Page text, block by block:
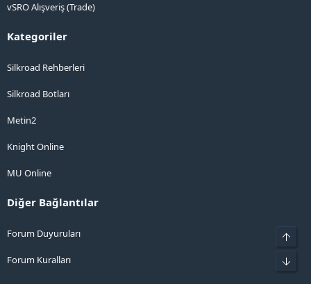
vSRO Alışveriş (Trade)
Kategoriler
Silkroad Rehberleri
Silkroad Botları
Metin2
Knight Online
MU Online
Diğer Bağlantılar
Forum Duyuruları
Forum Kuralları